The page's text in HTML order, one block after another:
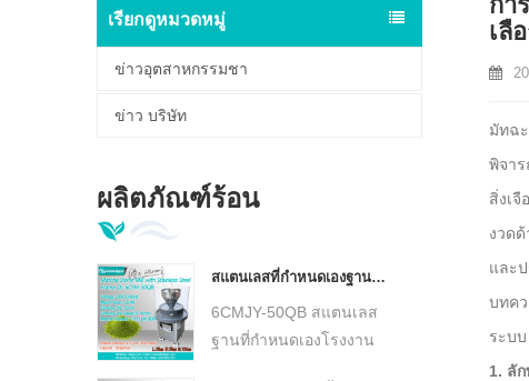
เรียกดูหมวดหมู่
ข่าวอุตสาหกรรมชา
ข่าว บริษัท
ผลิตภัณฑ์ร้อน
สแตนเลสที่กำหนดเองฐาน Matcha โรงงานหินสีเขียวต่ำอุณหภูมิ Ultra Fine Matcha เครื่องบด DL-6CYMJ-50QB
6CMJY-50QB สแตนเลส
ฐานที่กำหนดเองโรงงาน
เลื
มัทฉ
พิจา
สิ่งเ
งวด
และ
บทค
ระบ
1. ลั